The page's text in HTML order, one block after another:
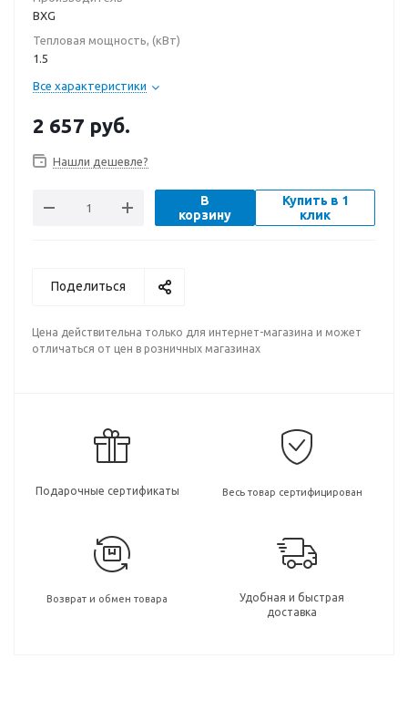
BXG
Тепловая мощность, (кВт)
1.5
Все характеристики
2 657 руб.
Нашли дешевле?
В
корзину
Купить в 1
клик
Поделиться
Цена действительна только для интернет-магазина и может
отличаться от цен в розничных магазинах
Подарочные сертификаты Весь товар сертифицирован
Возврат и обмен товара
Удобная и быстрая
доставка